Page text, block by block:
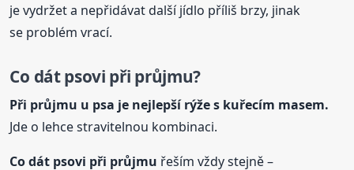
je vydržet a nepřidávat další jídlo příliš brzy, jinak
se problém vrací.
Co dát psovi při průjmu?
Při průjmu u psa je nejlepší rýže s kuřecím masem.
Jde o lehce stravitelnou kombinaci.
Co dát psovi při průjmu řeším vždy stejně –